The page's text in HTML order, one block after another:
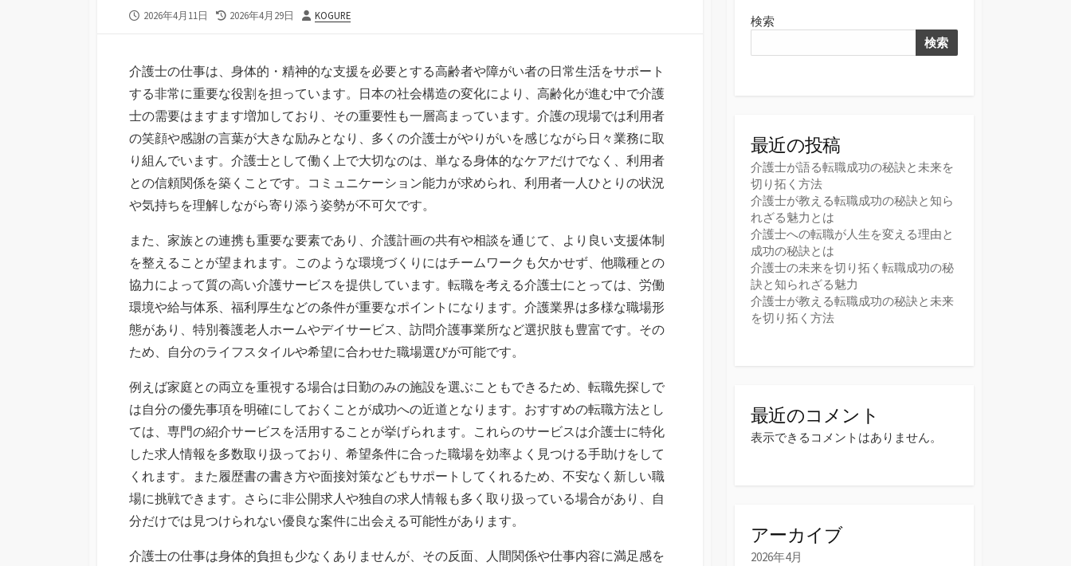
公
2026年4月11日
最
日
2026年4月29日
投
KOGURE
介護士の仕事は、身体的・精神的な支援を必要とする高齢者や障がい者の日常生活をサポート
する非常に重要な役割を担っています。 日本の社会構造の変化により、高齢化が進む中で介護
士の需要はますます増加しており、その重要性も一層高まっています。介護の現場では利用者
の笑顔や感謝の言葉が大きな励みとなり、多くの介護士がやりがいを感じながら日々業務に取
り組んでいます。介護士として働く上で大切なのは、単なる身体的なケアだけでなく、利用者
との信頼関係を築くことです。コミュニケーション能力が求められ、利用者一人ひとりの状況
や気持ちを理解しながら寄り添う姿勢が不可欠です。
また、家族との連携も重要な要素であり、介護計画の共有や相談を通じて、より良い支援体制
を整えることが望まれます。このような環境づくりにはチームワークも欠かせず、他職種との
協力によって質の高い介護サービスを提供しています。転職を考える介護士にとっては、労働
環境や給与体系、福利厚生などの条件が重要なポイントになります。介護業界は多様な職場形
態があり、特別養護老人ホームやデイサービス、訪問介護事業所など選択肢も豊富です。その
ため、自分のライフスタイルや希望に合わせた職場選びが可能です。
例えば家庭との両立を重視する場合は日勤のみの施設を選ぶこともできるため、転職先探しで
は自分の優先事項を明確にしておくことが成功への近道となります。おすすめの転職方法とし
ては、専門の紹介サービスを活用することが挙げられます。これらのサービスは介護士に特化
した求人情報を多数取り扱っており、希望条件に合った職場を効率よく見つける手助けをして
くれます。また履歴書の書き方や面接対策などもサポートしてくれるため、不安なく新しい職
場に挑戦できます。さらに非公開求人や独自の求人情報も多く取り扱っている場合があり、自
分だけでは見つけられない優良な案件に出会える可能性があります。
介護士の仕事は身体的負担も少なくありませんが、その反面、人間関係や仕事内容に満足感を
検索
検索
最近の投稿
介護士が語る転職成功の秘訣と未来を
切り拓く方法
介護士が教える転職成功の秘訣と知ら
れざる魅力とは
介護士への転職が人生を変える理由と
成功の秘訣とは
介護士の未来を切り拓く転職成功の秘
訣と知られざる魅力
介護士が教える転職成功の秘訣と未来
を切り拓く方法
最近のコメント
表示できるコメントはありません。
アーカイブ
2026年4月